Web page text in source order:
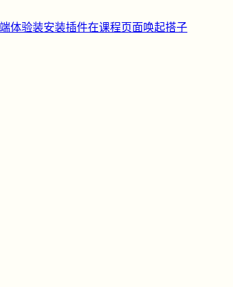
体验装安装插件在课程页面唤起搭子